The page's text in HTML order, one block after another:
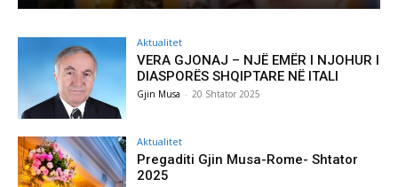
Aktualitet
VERA GJONAJ – NJË EMËR I NJOHUR I
DIASPORËS SHQIPTARE NË ITALI
Gjin Musa - 20 Shtator 2025
Aktualitet
Pregaditi Gjin Musa-Rome- Shtator
2025